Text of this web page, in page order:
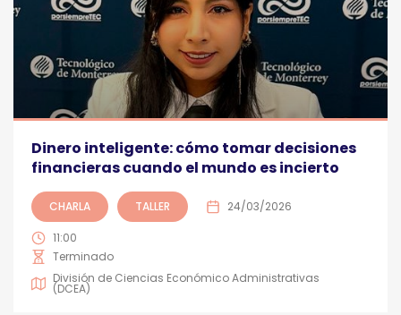
Dinero inteligente: cómo tomar decisiones
financieras cuando el mundo es incierto
CHARLA TALLER 24/03/2026
11:00
Terminado
División de Ciencias Económico Administrativas
(DCEA)